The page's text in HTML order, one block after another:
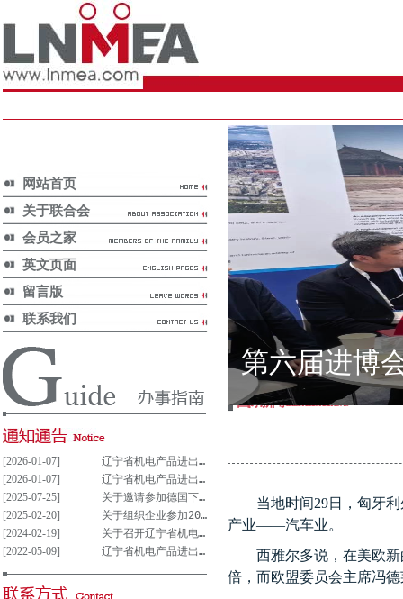
网站首页
关于联合会
会员之家
英文页面
留言版
联系我们
第六届进博
[2026-01-07]
辽宁省机电产品进出口企业联合会党支部参与重大事项决策管理制度(试行)
[2026-01-07]
辽宁省机电产品进出口企业联合会党组织参与决策重大事项清单(试行)
[2025-07-25]
关于邀请参加德国下萨克森州走进中德园活动暨德国汉诺威工业博览会说明会的通知
[2025-02-20]
关于组织企业参加2025年意大利博洛尼亚国际汽车保养、轮胎及维修展览会的通知
[2024-02-19]
关于召开辽宁省机电产品进出口企业 联合会第五届会员大会的通知
[2022-05-09]
辽宁省机电产品进出口企业联合会会费及其他收费公示表
国际新闻/International news
当地时间29日，匈牙
产业——汽车业。
西雅尔多说，在美欧
倍，而欧盟委员会主席冯